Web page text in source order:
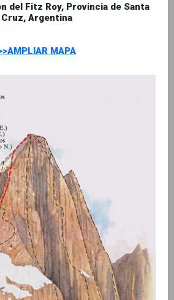
del Fitz Roy, Provincia de Santa
Cruz, Argentina
MAPA